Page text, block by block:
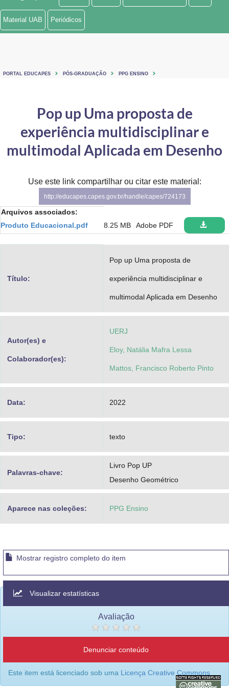
Ministério de Minas e Energia
Controladoria-Geral da União
Ministério da Mulher, da Família e dos Direitos Humanos
Secretaria de Governo
Gabinete de Segurança Institucional
Material UAB Periódicos
PORTAL EDUCAPES PÓS-GRADUAÇÃO PPG ENSINO
Pop up Uma proposta de
experiência multidisciplinar e
multimodal Aplicada em Desenho
Use este link compartilhar ou citar este material:
http://educapes.capes.gov.br/handle/capes/724173
Arquivos associados:
Produto Educacional.pdf
8.25 MB Adobe PDF
Título:
Pop up Uma proposta de
experiência multidisciplinar e
multimodal Aplicada em Desenho
Autor(es) e
Colaborador(es):
UERJ
Eloy, Natália Mafra Lessa
Mattos, Francisco Roberto Pinto
Data: 2022
Tipo: texto
Palavras-chave:
Livro Pop UP
Desenho Geométrico
Aparece nas coleções: PPG Ensino
Mostrar registro completo do item
Visualizar estatísticas
Avaliação
Denunciar conteúdo
Este item está licenciado sob uma Licença Creative Commons